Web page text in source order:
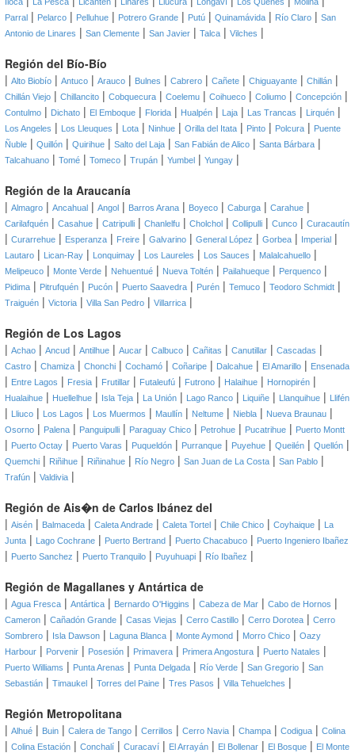
Parral | Pelarco | Pelluhue | Potrero Grande | Putú | Quinamávida | Río Claro | San
Antonio de Linares | San Clemente | San Javier | Talca | Vilches |
Región del Bío-Bío
| Alto Biobío | Antuco | Arauco | Bulnes | Cabrero | Cañete | Chiguayante | Chillán |
Chillán Viejo | Chillancito | Cobquecura | Coelemu | Coihueco | Coliumo | Concepción |
Contulmo | Dichato | El Emboque | Florida | Hualpén | Laja | Las Trancas | Lirquén |
Los Angeles | Los Lleuques | Lota | Ninhue | Orilla del Itata | Pinto | Polcura | Puente
Ñuble | Quillón | Quirihue | Salto del Laja | San Fabián de Alico | Santa Bárbara |
Talcahuano | Tomé | Tomeco | Trupán | Yumbel | Yungay |
Región de la Araucanía
| Almagro | Ancahual | Angol | Barros Arana | Boyeco | Caburga | Carahue |
Carilafquén | Casahue | Catripulli | Chanlelfu | Cholchol | Collipulli | Cunco | Curacautín
| Curarrehue | Esperanza | Freire | Galvarino | General López | Gorbea | Imperial |
Lautaro | Lican-Ray | Lonquimay | Los Laureles | Los Sauces | Malalcahuello |
Melipeuco | Monte Verde | Nehuentué | Nueva Toltén | Pailahueque | Perquenco |
Pidima | Pitrufquén | Pucón | Puerto Saavedra | Purén | Temuco | Teodoro Schmidt |
Traiguén | Victoria | Villa San Pedro | Villarrica |
Región de Los Lagos
| Achao | Ancud | Antilhue | Aucar | Calbuco | Cañitas | Canutillar | Cascadas |
Castro | Chamiza | Chonchi | Cochamó | Coñaripe | Dalcahue | El Amarillo | Ensenada
| Entre Lagos | Fresia | Frutillar | Futaleufú | Futrono | Halaihue | Hornopirén |
Hualaihue | Huellelhue | Isla Teja | La Unión | Lago Ranco | Liquiñe | Llanquihue | Llifén
| Lliuco | Los Lagos | Los Muermos | Maullín | Neltume | Niebla | Nueva Braunau |
Osorno | Palena | Panguipulli | Paraguay Chico | Petrohue | Pucatrihue | Puerto Montt
| Puerto Octay | Puerto Varas | Puqueldón | Purranque | Puyehue | Queilén | Quellón |
Quemchi | Riñihue | Riñinahue | Río Negro | San Juan de La Costa | San Pablo |
Trafún | Valdivia |
Región de Ais�n de Carlos Ibánez del
| Aisén | Balmaceda | Caleta Andrade | Caleta Tortel | Chile Chico | Coyhaique |
La
Junta | Lago Cochrane | Puerto Bertrand | Puerto Chacabuco | Puerto Ingeniero Ibañez
| Puerto Sanchez | Puerto Tranquilo | Puyuhuapi | Río Ibañez |
Región de Magallanes y Antártica de
| Agua Fresca | Antártica | Bernardo O'Higgins | Cabeza de Mar | Cabo de Hornos |
Cameron | Cañadón Grande | Casas Viejas | Cerro Castillo | Cerro Dorotea | Cerro
Sombrero | Isla Dawson | Laguna Blanca | Monte Aymond | Morro Chico | Oazy
Harbour | Porvenir | Posesión | Primavera | Primera Angostura | Puerto Natales |
Puerto Williams | Punta Arenas | Punta Delgada | Río Verde | San Gregorio | San
Sebastián | Timaukel | Torres del Paine | Tres Pasos | Villa Tehuelches |
Región Metropolitana
| Alhué | Buin | Calera de Tango | Cerrillos | Cerro Navia | Champa | Codigua | Colina
| Colina Estación | Conchalí | Curacaví | El Arrayán | El Bollenar | El Bosque | El Monte